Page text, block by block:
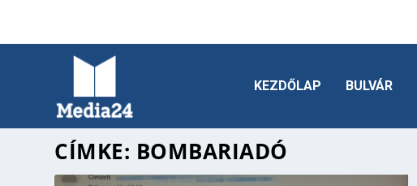
KEZDŐLAP BULVÁR
CÍMKE: BOMBARIADÓ